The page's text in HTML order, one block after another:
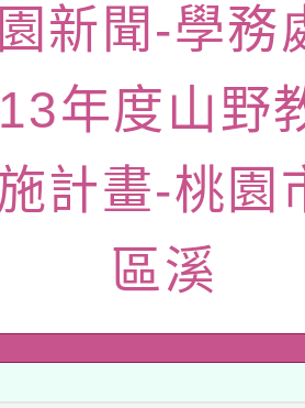
陸委員會函釋公
赴陸應申請許可
濟部水利署委託
研究院辦理「
優單位及節水達
8月22日(星期六
孔廟祈福系列
啟航」
桃園地景藝術
學年度第2次
結果公告(無人
理115年度閱讀
新聞-學務
年度山野
計畫-桃園
區溪